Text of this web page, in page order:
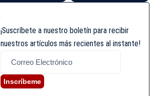
¡Suscríbete a nuestro boletín para recibir
nuestros artículos más recientes al instante!
Inscríbeme